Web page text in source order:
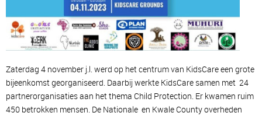
Zaterdag 4 november j.l. werd op het centrum van KidsCare een grote
bijeenkomst georganiseerd. Daarbij werkte KidsCare samen met 24
partnerorganisaties aan het thema Child Protection. Er kwamen ruim
450 betrokken mensen. De Nationale en Kwale County overheden